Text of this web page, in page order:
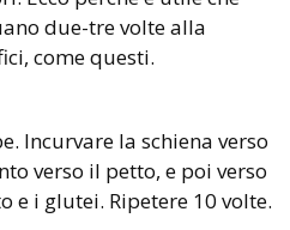
due-tre volte alla
come questi.
Incurvare la schiena verso
verso il petto, e poi verso
e i glutei. Ripetere 10 volte.